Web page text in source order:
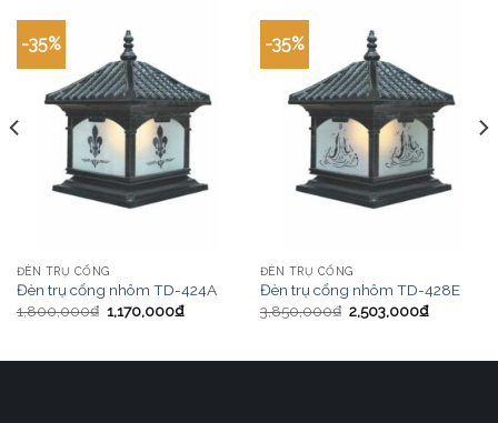
-35%
ĐÈN TRỤ CỔNG
Đèn trụ cổng nhôm TD-424A
1,800,000₫ 1,170,000₫
-35%
ĐÈN TRỤ CỔNG
Đèn trụ cổng nhôm TD-428E
3,850,000₫ 2,503,000₫